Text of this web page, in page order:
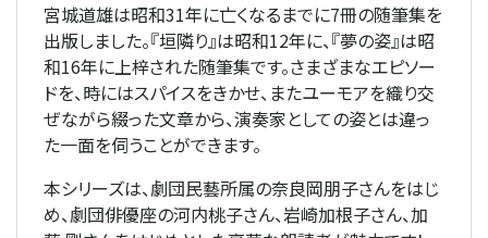
宮城道雄は昭和31年に亡くなるまでに7冊の随筆集を
出版しました。『垣隣り』は昭和12年に、『夢の姿』は昭
和16年に上梓された随筆集です。さまざまなエピソー
ドを、時にはスパイスをきかせ、またユーモアを織り交
ぜながら綴った文章から、演奏家としての姿とは違っ
た一面を伺うことができます。
本シリーズは、劇団民藝所属の奈良岡朋子さんをはじ
め、劇団俳優座の河内桃子さん、岩崎加根子さん、加